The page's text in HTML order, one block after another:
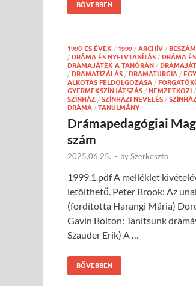
BŐVEBBEN
1990-ES ÉVEK / 1999 / ARCHÍV /
/ DRÁMA ÉS NYELVTANÍTÁS / DRÁMA
DRÁMAJÁTÉK A TANÓRÁN /
/ DRAMATIZÁLÁS / DRAMATURGIA /
ALKOTÁS FELDOLGOZÁSA /
GYERMEKSZÍNJÁTSZÁS / NEMZETKÖZI /
SZÍNHÁZ / SZÍNHÁZI NEVELÉS /
DRÁMA / TANULMÁNY
Drámapedagógiai
szám
2025.06.25. - bySzerkeszto
1999.1.pdf A melléklet
letölthető. Peter Brook: Az
(fordította Harangi Mária)
Gavin Bolton: Tanítsunk
Szauder Erik) A …
BŐVEBBEN